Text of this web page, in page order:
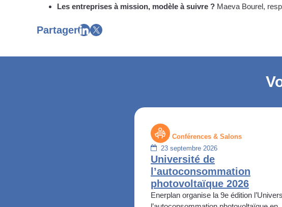
Les entreprises à mission, modèle à suivre ? Maeva Bourel,
Partager
Conférences & Salons
23 septembre 2026
Université de
l’autoconsommation
photovoltaïque 2026
Enerplan organise la 9e édition